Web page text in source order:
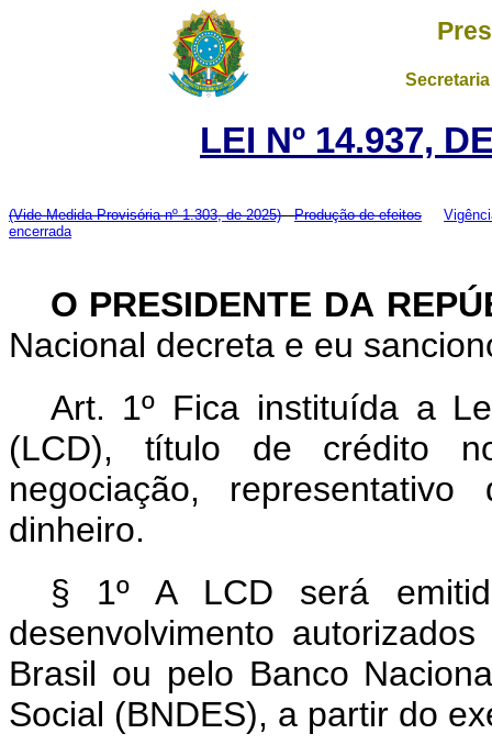
LEI Nº 14.937,
(Vide Medida Provisória nº 1.303, de 2025) Produção de efeitos
encerrada
O PRESIDENTE DA
Nacional decreta e eu
Art. 1º Fica instituída a
(LCD), título de crédito
negociação,
dinheiro.
§ 1º A LCD será
desenvolvimento
Brasil ou pelo Banco
Social (BNDES), a partir do